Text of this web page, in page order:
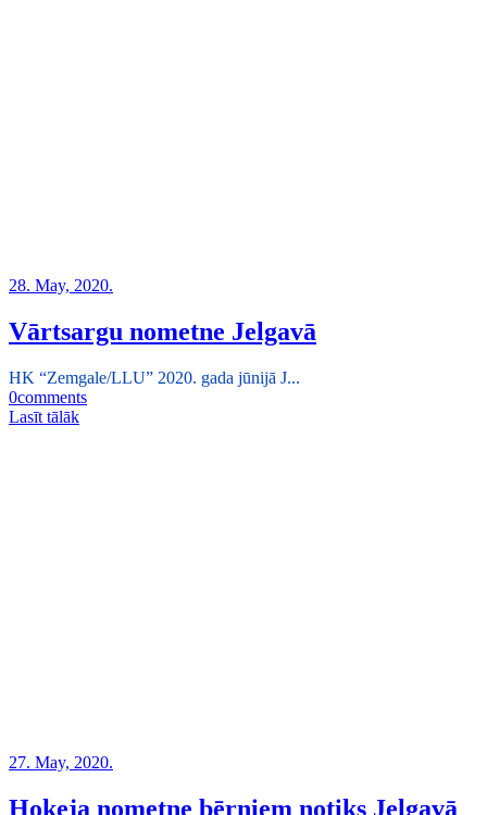
28. May, 2020.
Vārtsargu nometne Jelgavā
HK “Zemgale/LLU” 2020. gada jūnijā J...
0comments
Lasīt tālāk
27. May, 2020.
Hokeja nometne bērniem notiks Jelgavā